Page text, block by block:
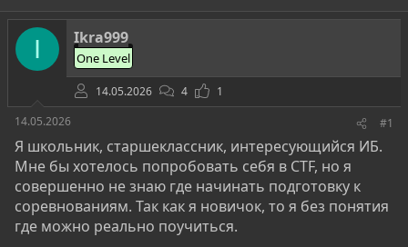
т
о
т
ы
т
а
н
а
ч
а
I Ikra999
One Level
14.05.2026 4
1
14.05.2026
#1
Я школьник, старшеклассник, интересующийся ИБ.
Мне бы хотелось попробовать себя в CTF, но я
совершенно не знаю где начинать подготовку к
соревнованиям. Так как я новичок, то я без понятия
где можно реально поучиться.